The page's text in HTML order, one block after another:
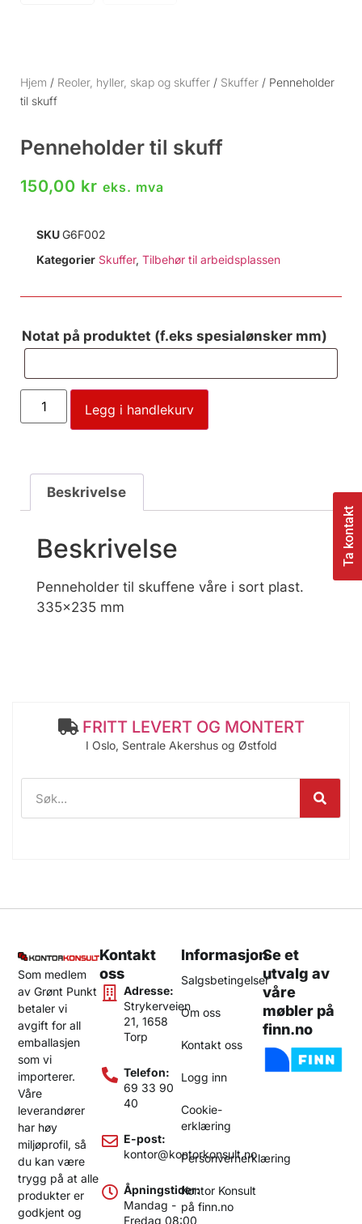
Ta kontakt
Hjem / Reoler, hyller, skap og skuffer / Skuffer / Penneholder
til skuff
Penneholder til skuff
150,00 kr eks. mva
SKUG6F002
Kategorier Skuffer, Tilbehør til arbeidsplassen
Notat på produktet (f.eks spesialønsker mm)
Legg i handlekurv
Beskrivelse
Beskrivelse
Penneholder til skuffene våre i sort plast.
335×235 mm
FRITT LEVERT OG MONTERT
I Oslo, Sentrale Akershus og Østfold
Som medlem
av Grønt Punkt
betaler vi
avgift for all
emballasjen
som vi
importerer.
Våre
leverandører
har høy
miljøprofil, så
du kan være
trygg på at alle
produkter er
godkjent og
Kontakt
oss
Adresse:
Strykerveien
21, 1658
Torp
Telefon:
69 33 90
40
E-post:
kontor@kontorkonsult.no
Åpningstider:
Mandag -
Fredag 08:00
Informasjon
Salgsbetingelser
Om oss
Kontakt oss
Logg inn
Cookie-
erklæring
Personvernerklæring
Kontor Konsult
på finn.no
Se et
utvalg av
våre
møbler på
finn.no